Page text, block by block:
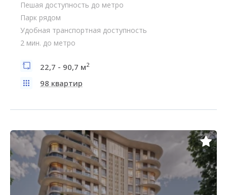
Пешая доступность до метро
Парк рядом
Удобная транспортная доступность
2 мин. до метро
22,7 - 90,7 м2
98 квартир